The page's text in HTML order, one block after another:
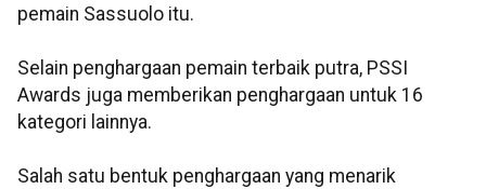
pemain Sassuolo itu.
Selain penghargaan pemain terbaik putra, PSSI
Awards juga memberikan penghargaan untuk 16
kategori lainnya.
Salah satu bentuk penghargaan yang menarik